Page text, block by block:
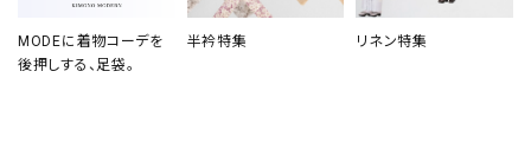
MODEに着物コーデを
後押しする、足袋。
半衿特集 リネン特集